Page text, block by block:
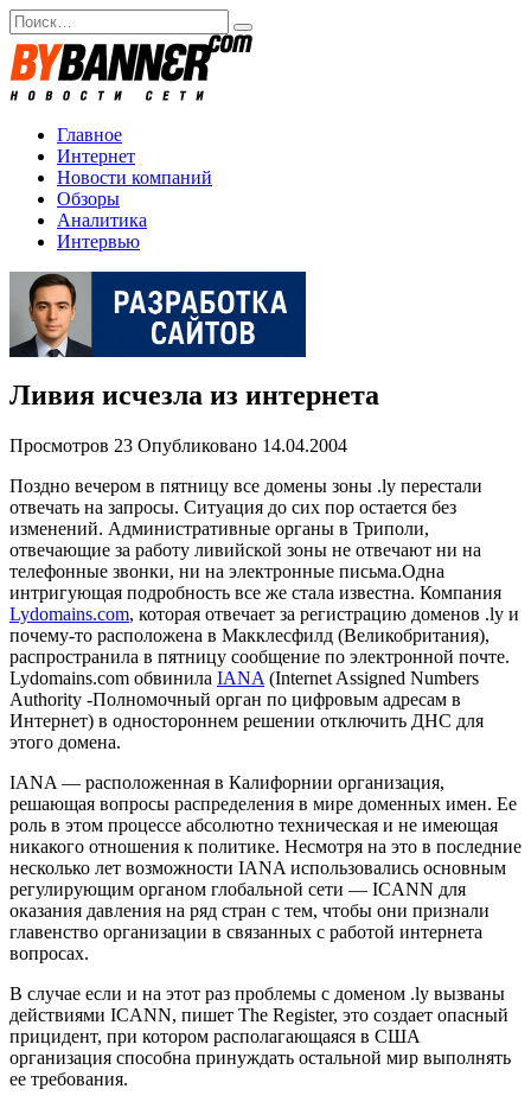
Перейти
к
содержанию
Search
for:
Главное
Интернет
Новости компаний
Обзоры
Аналитика
Интервью
Ливия исчезла из интернета
Просмотров 23 Опубликовано 14.04.2004
Поздно вечером в пятницу все домены зоны .ly перестали
отвечать на запросы. Ситуация до сих пор остается без
изменений. Административные органы в Триполи,
отвечающие за работу ливийской зоны не отвечают ни на
телефонные звонки, ни на электронные письма.Одна
интригующая подробность все же стала известна. Компания
Lydomains.com, которая отвечает за регистрацию доменов .ly и
почему-то расположена в Макклесфилд (Великобритания),
распространила в пятницу сообщение по электронной почте.
Lydomains.com обвинила IANA (Internet Assigned Numbers
Authority -Полномочный орган по цифровым адресам в
Интернет) в одностороннем решении отключить ДНС для
этого домена.
IANA — расположенная в Калифорнии организация,
решающая вопросы распределения в мире доменных имен. Ее
роль в этом процессе абсолютно техническая и не имеющая
никакого отношения к политике. Несмотря на это в последние
несколько лет возможности IANA использовались основным
регулирующим органом глобальной сети — ICANN для
оказания давления на ряд стран с тем, чтобы они признали
главенство организации в связанных с работой интернета
вопросах.
В случае если и на этот раз проблемы с доменом .ly вызваны
действиями ICANN, пишет The Register, это создает опасный
прицидент, при котором располагающаяся в США
организация способна принуждать остальной мир выполнять
ее требования.